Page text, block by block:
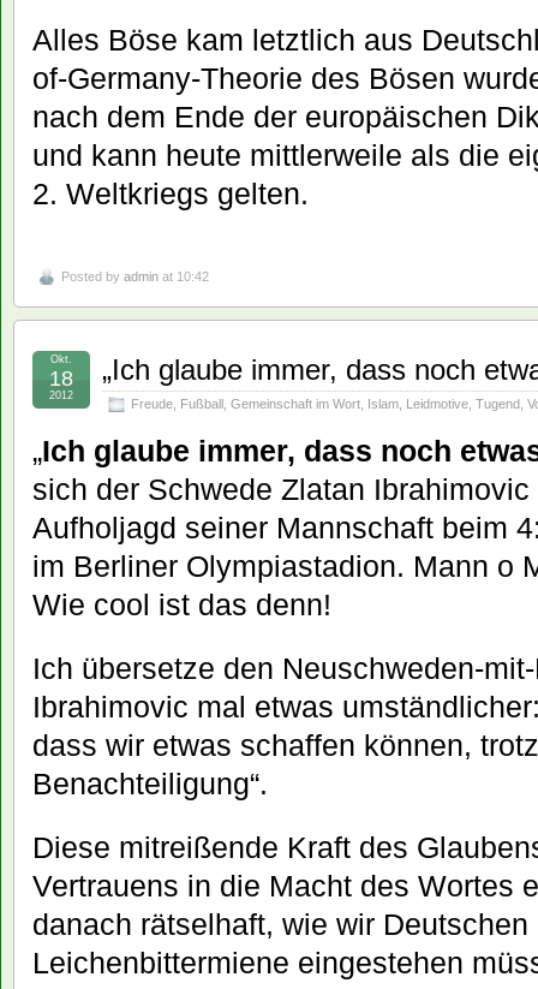
Alles Böse kam letztlich aus
of-Germany-Theorie des Bösen
nach dem Ende der europäischen
und kann heute mittlerweile als die
2. Weltkriegs gelten.
Posted by admin at 10:42
„Ich glaube immer, dass noch
Freude Fußball Gemeinschaft im Wort Islam Leidmotive Tugend
Okt.
18
2012
„Ich glaube immer, dass noch
sich der Schwede Zlatan
Aufholjagd seiner Mannschaft beim
im Berliner Olympiastadion. Mann o
Wie cool ist das denn!
Ich übersetze den Neuschweden-
Ibrahimovic mal etwas
dass wir etwas schaffen können,
Benachteiligung“.
Diese mitreißende Kraft des
Vertrauens in die Macht des Wortes
danach rätselhaft, wie wir Deutschen
Leichenbittermiene eingestehen